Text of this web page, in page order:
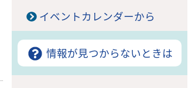
イベントカレンダーから
情報が見つからないときは